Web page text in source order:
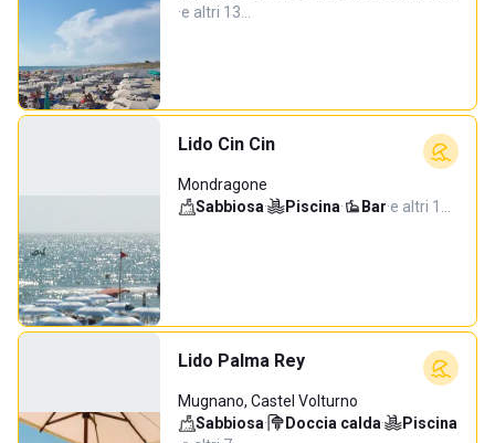
·e altri 13…
Lido Cin Cin
Mondragone
Sabbiosa· Piscina· Bar·e altri 1…
Lido Palma Rey
Mugnano, Castel Volturno
Sabbiosa· Doccia calda·
Piscina